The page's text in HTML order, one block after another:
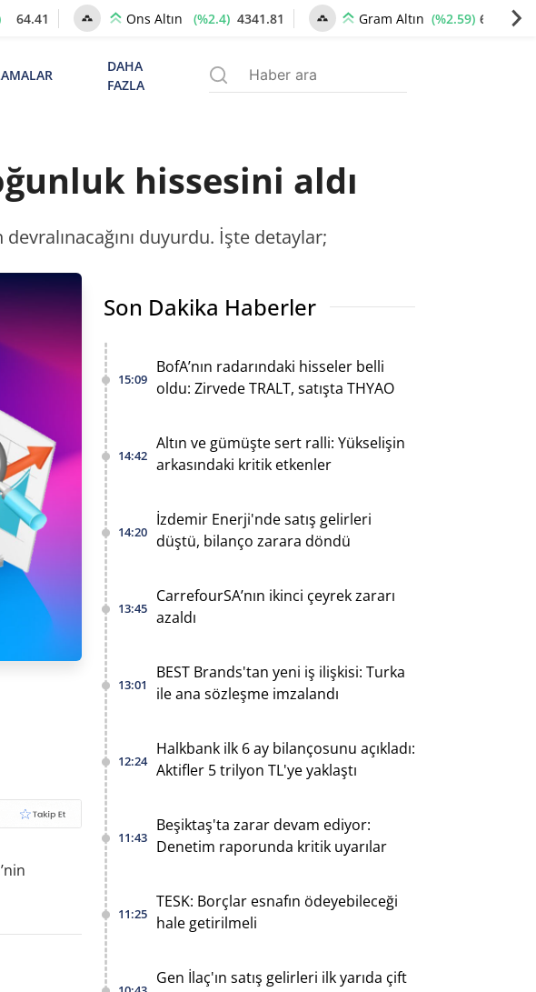
64.41 Ons Altın (%2.4) 4341.81 Gram Altın (%2.59) 6660.55
DAHA
FAZLA
hissesini aldı
duyurdu. İşte detaylar;
Son Dakika Haberler
15:09
BofA’nın radarındaki hisseler belli
oldu: Zirvede TRALT, satışta THYAO
14:42
Altın ve gümüşte sert ralli: Yükselişin
arkasındaki kritik etkenler
14:20
İzdemir Enerji'nde satış gelirleri
düştü, bilanço zarara döndü
13:45
CarrefourSA’nın ikinci çeyrek zararı
azaldı
13:01
BEST Brands'tan yeni iş ilişkisi: Turka
ile ana sözleşme imzalandı
12:24
Halkbank ilk 6 ay bilançosunu açıkladı:
Aktifler 5 trilyon TL'ye yaklaştı
11:43
Beşiktaş'ta zarar devam ediyor:
Denetim raporunda kritik uyarılar
11:25
TESK: Borçlar esnafın ödeyebileceği
hale getirilmeli
Gen İlaç'ın satış gelirleri ilk yarıda çift